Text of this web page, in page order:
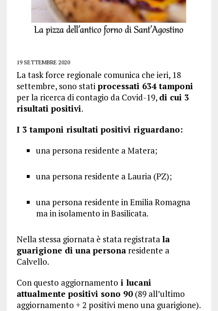
19 SETTEMBRE 2020
La task force regionale comunica che ieri, 18
settembre, sono statiprocessati 634 tamponi
per la ricerca di contagio da Covid-19, di cui 3
risultati positivi.
I 3 tamponi risultati positivi riguardano:
una persona residente a Matera;
una persona residente a Lauria (PZ);
una persona residente in Emilia Romagna
ma in isolamento in Basilicata.
Nella stessa giornata è stata registratala
guarigione di una personaresidente a
Calvello.
Con questo aggiornamento i lucani
attualmente positivi sono 90(89 all’ultimo
aggiornamento + 2 positivi meno una guarigione).